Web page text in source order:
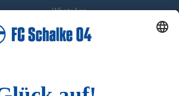
WhatsApp
Sina Weibo